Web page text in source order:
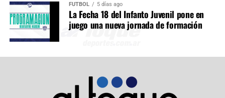
FÚTBOL 5 días ago
La Fecha 18 del Infanto Juvenil pone en
juego una nueva jornada de formación